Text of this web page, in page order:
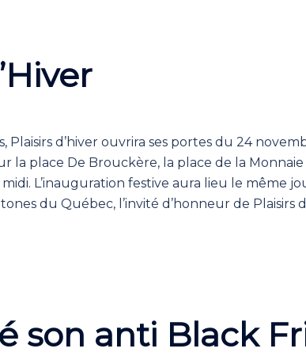
d’hiver ouvrira ses portes du 24
place De Brouckère, la place de la Monnaie
L’inauguration festive aura lieu le même
du Québec, l’invité d’honneur de Plaisirs
son anti Black